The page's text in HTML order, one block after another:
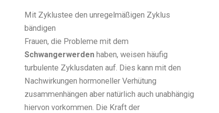
Mit Zyklustee den unregelmäßigen Zyklus
bändigen
Frauen, die Probleme mit dem
Schwangerwerden haben, weisen häufig
turbulente Zyklusdaten auf. Dies kann mit den
Nachwirkungen hormoneller Verhütung
zusammenhängen aber natürlich auch unabhängig
hiervon vorkommen. Die Kraft der